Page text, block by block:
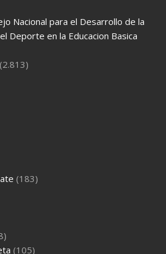
Nacional para el Desarrollo de la
Deporte en la Educacion Basica
(2.813)
(183)
(105)